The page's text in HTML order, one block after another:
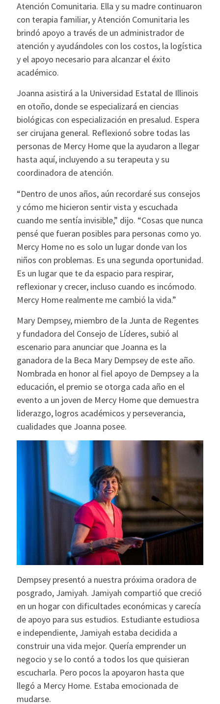
Atención Comunitaria. Ella y su madre continuaron
con terapia familiar, y Atención Comunitaria les
brindó apoyo a través de un administrador de
atención y ayudándoles con los costos, la logística
y el apoyo necesario para alcanzar el éxito
académico.
Joanna asistirá a la Universidad Estatal de Illinois
en otoño, donde se especializará en ciencias
biológicas con especialización en presalud. Espera
ser cirujana general. Reflexionó sobre todas las
personas de Mercy Home que la ayudaron a llegar
hasta aquí, incluyendo a su terapeuta y su
coordinadora de atención.
“Dentro de unos años, aún recordaré sus consejos
y cómo me hicieron sentir vista y escuchada
cuando me sentía invisible,” dijo. “Cosas que nunca
pensé que fueran posibles para personas como yo.
Mercy Home no es solo un lugar donde van los
niños con problemas. Es una segunda oportunidad.
Es un lugar que te da espacio para respirar,
reflexionar y crecer, incluso cuando es incómodo.
Mercy Home realmente me cambió la vida.”
Mary Dempsey, miembro de la Junta de Regentes
y fundadora del Consejo de Líderes, subió al
escenario para anunciar que Joanna es la
ganadora de la Beca Mary Dempsey de este año.
Nombrada en honor al fiel apoyo de Dempsey a la
educación, el premio se otorga cada año en el
evento a un joven de Mercy Home que demuestra
liderazgo, logros académicos y perseverancia,
cualidades que Joanna posee.
Dempsey presentó a nuestra próxima oradora de
posgrado, Jamiyah. Jamiyah compartió que creció
en un hogar con dificultades económicas y carecía
de apoyo para sus estudios. Estudiante estudiosa
e independiente, Jamiyah estaba decidida a
construir una vida mejor. Quería emprender un
negocio y se lo contó a todos los que quisieran
escucharla. Pero pocos la apoyaron hasta que
llegó a Mercy Home. Estaba emocionada de
mudarse.